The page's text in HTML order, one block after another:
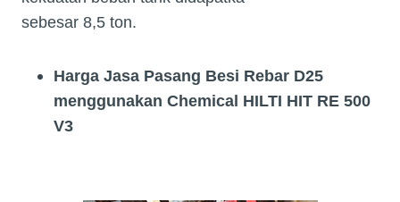
sebesar 8,5 ton.
Harga Jasa Pasang Besi Rebar D25
menggunakan Chemical HILTI HIT RE 500
V3